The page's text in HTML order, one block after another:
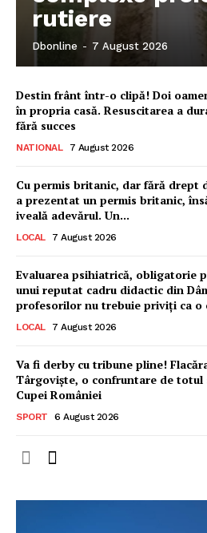
rutiere
Dbonline - 7 August 2026
Destin frânt într-o clipă! Doi
în propria casă. Resuscitarea a
fără succes
NATIONAL 7 August 2026
Cu permis britanic, dar fără drept
a prezentat un permis britanic,
iveală adevărul. Un...
LOCAL 7 August 2026
Evaluarea psihiatrică, obligatorie
unui reputat cadru didactic din
profesorilor nu trebuie priviți ca o
LOCAL 7 August 2026
Va fi derby cu tribune pline!
Târgoviște, o confruntare de totul
Cupei României
SPORT 6 August 2026